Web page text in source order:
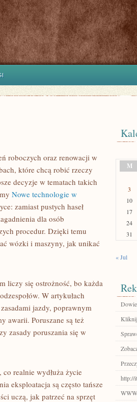
roboczych oraz renowacji w
które chcą robić rzeczy
decyzje w tematach takich
Nowe technologie w
zamiast pustych haseł
dla osób
procedur. Dzięki temu
wózki i maszyny, jak unikać
liczy się ostrożność, bo każda
W artykułach
jazdy, poprawnym
awarii. Poruszane są też
zasady poruszania się w
realnie wydłuża życie
eksploatacja są często tańsze
uczą, jak patrzeć na sprzęt
M
3
10
17
24
31
« Jul
Kliknij
http://
WWW